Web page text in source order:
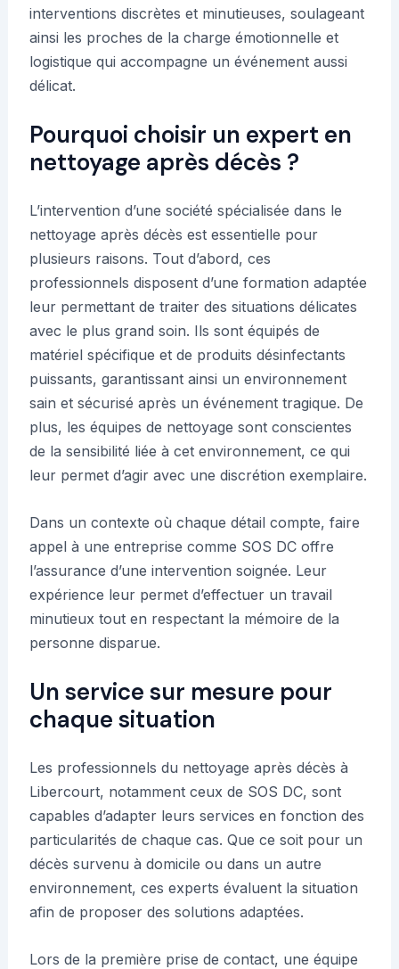
interventions discrètes et minutieuses, soulageant
ainsi les proches de la charge émotionnelle et
logistique qui accompagne un événement aussi
délicat.
Pourquoi choisir un expert en
nettoyage après décès ?
L’intervention d’une société spécialisée dans le
nettoyage après décès est essentielle pour
plusieurs raisons. Tout d’abord, ces
professionnels disposent d’une formation adaptée
leur permettant de traiter des situations délicates
avec le plus grand soin. Ils sont équipés de
matériel spécifique et de produits désinfectants
puissants, garantissant ainsi un environnement
sain et sécurisé après un événement tragique. De
plus, les équipes de nettoyage sont conscientes
de la sensibilité liée à cet environnement, ce qui
leur permet d’agir avec une discrétion exemplaire.
Dans un contexte où chaque détail compte, faire
appel à une entreprise comme SOS DC offre
l’assurance d’une intervention soignée. Leur
expérience leur permet d’effectuer un travail
minutieux tout en respectant la mémoire de la
personne disparue.
Un service sur mesure pour
chaque situation
Les professionnels du nettoyage après décès à
Libercourt, notamment ceux de SOS DC, sont
capables d’adapter leurs services en fonction des
particularités de chaque cas. Que ce soit pour un
décès survenu à domicile ou dans un autre
environnement, ces experts évaluent la situation
afin de proposer des solutions adaptées.
Lors de la première prise de contact, une équipe